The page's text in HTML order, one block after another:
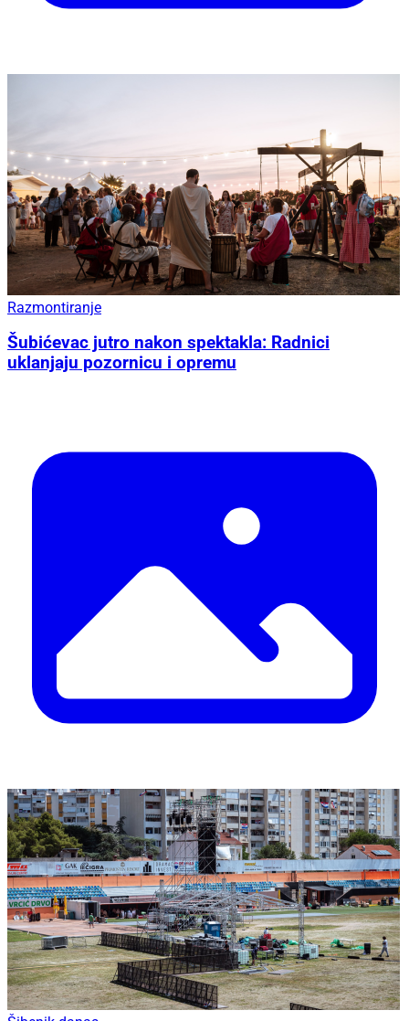
Razmontiranje
Šubićevac jutro nakon spektakla: Radnici
uklanjaju pozornicu i opremu